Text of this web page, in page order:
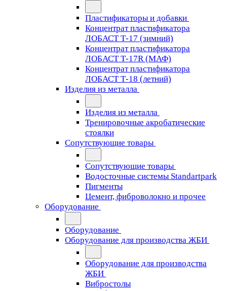
Пластификаторы и добавки
Концентрат пластификатора
ЛОБАСТ Т-17 (зимний)
Концентрат пластификатора
ЛОБАСТ Т-17R (МАФ)
Концентрат пластификатора
ЛОБАСТ Т-18 (летний)
Изделия из металла
Изделия из металла
Тренировочные акробатические
стоялки
Сопутствующие товары
Сопутствующие товары
Водосточные системы Standartpark
Пигменты
Цемент, фиброволокно и прочее
Оборудование
Оборудование
Оборудование для производства ЖБИ
Оборудование для производства
ЖБИ
Вибростолы